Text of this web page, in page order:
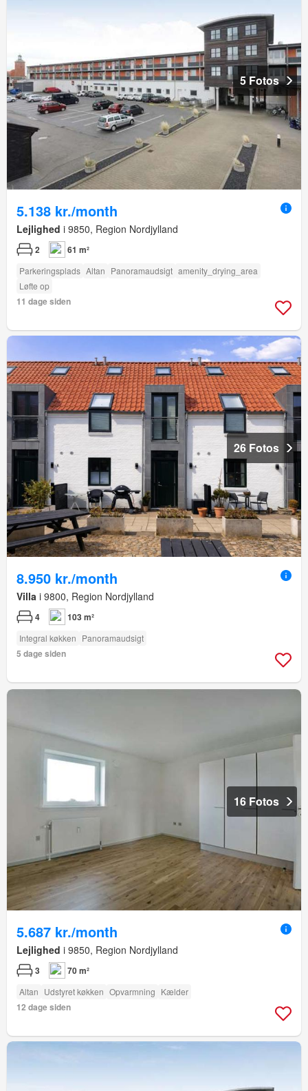
5 Fotos
5.138 kr./month
Lejlighed i 9850, Region Nordjylland
2 61 m²
Parkeringsplads Altan Panoramaudsigt amenity_drying_area
Løfte op
11 dage siden
26 Fotos
8.950 kr./month
Villa i 9800, Region Nordjylland
4 103 m²
Integral køkken Panoramaudsigt
5 dage siden
16 Fotos
5.687 kr./month
Lejlighed i 9850, Region Nordjylland
3 70 m²
Altan Udstyret køkken Opvarmning Kælder
12 dage siden